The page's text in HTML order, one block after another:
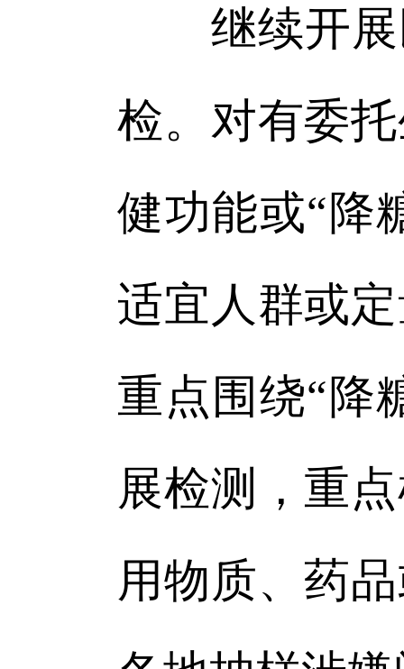
继续开展
检。对有委
健功能或“降
适宜人群或
重点围绕“降
展检测，重
用物质、药